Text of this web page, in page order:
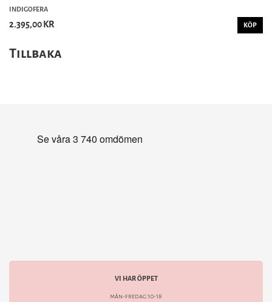
INDIGOFERA
2.395,00 KR KÖP
Tillbaka
VI HAR ÖPPET
mån-fredag 10-18